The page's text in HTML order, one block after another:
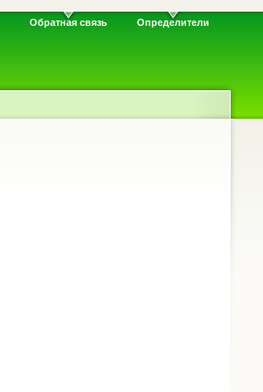
Обратная связь Определители